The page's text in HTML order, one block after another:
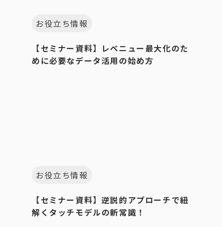
お役立ち情報
【セミナー資料】レベニュー最大化のた
めに必要なデータ活用の始め方
お役立ち情報
【セミナー資料】逆説的アプローチで紐
解くタッチモデルの新常識！